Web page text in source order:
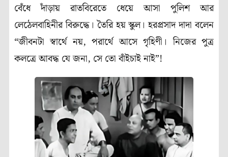
বেঁধে দাঁড়ায় রাতবিরেতে ধেয়ে আসা পুলিশ আর
লেঠেলবাহিনীর বিরুদ্ধে। তৈরি হয় স্কুল। হরপ্রসাদ দাদা বলেন
“জীবনটা স্বার্থে নয়, পরার্থে আসে গৃহিণী। নিজের পুত্র
কলত্রে আবদ্ধ যে জনা, সে তো বাঁইচাই নাই”!